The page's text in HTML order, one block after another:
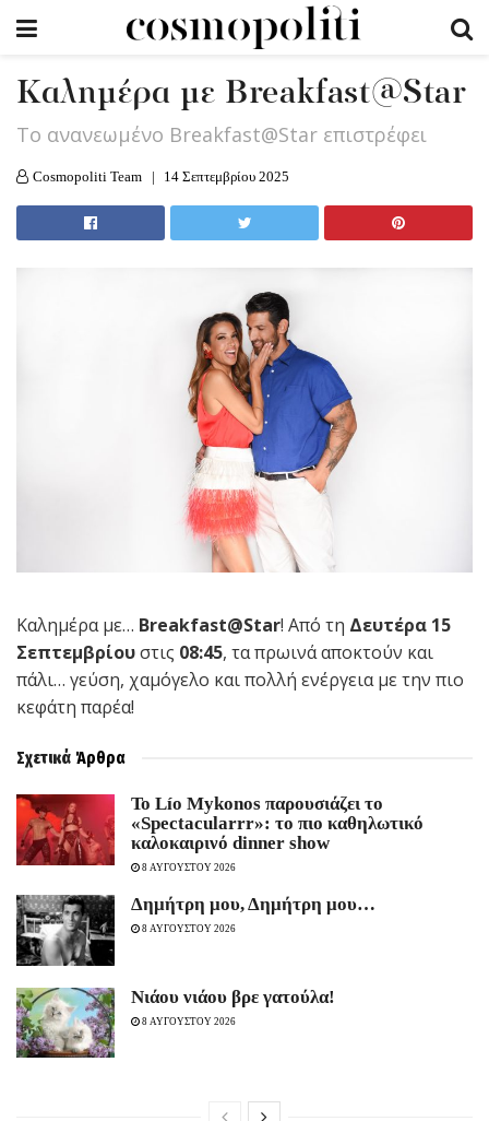
Καλημέρα με Breakfast@Star
Tο ανανεωμένο Breakfast@Star επιστρέφει
Cosmopoliti Team 14 Σεπτεμβρίου 2025
Καλημέρα με… Breakfast@Star! Από τη Δευτέρα 15
Σεπτεμβρίουστις 08:45, τα πρωινά αποκτούν και
πάλι… γεύση, χαμόγελο και πολλή ενέργεια με την πιο
κεφάτη παρέα!
Σχετικά Άρθρα
Το Lío Mykonos παρουσιάζει το
«Spectacularrr»: το πιο καθηλωτικό
καλοκαιρινό dinner show
8 ΑΥΓΟΥΣΤΟΥ 2026
Δημήτρη μου, Δημήτρη μου…
8 ΑΥΓΟΥΣΤΟΥ 2026
Νιάου νιάου βρε γατούλα!
8 ΑΥΓΟΥΣΤΟΥ 2026